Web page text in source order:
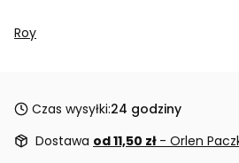
Roy
Czas wysyłki:24 godziny
Dostawa od 11,50 zł - Orlen